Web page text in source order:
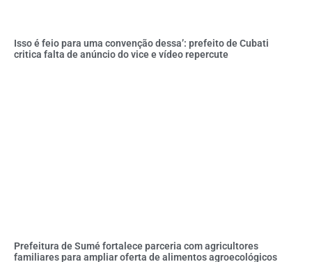
Isso é feio para uma convenção dessa’: prefeito de Cubati
critica falta de anúncio do vice e vídeo repercute
Prefeitura de Sumé fortalece parceria com agricultores
familiares para ampliar oferta de alimentos agroecológicos